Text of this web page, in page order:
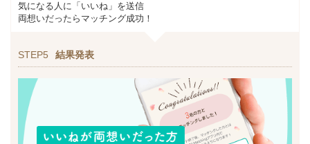
気になる人に「いいね」を送信
両想いだったらマッチング成功！
STEP5 結果発表